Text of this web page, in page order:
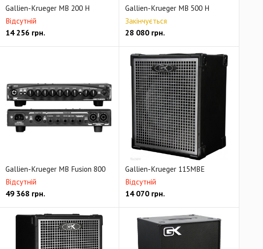
Gallien-Krueger MB 200 H
Відсутній
14 256грн.
Gallien-Krueger MB 500 H
Закінчується
28 080 грн.
Gallien-Krueger MB Fusion 800
Відсутній
49 368 грн.
Gallien-Krueger 115MBE
Відсутній
14 070 грн.